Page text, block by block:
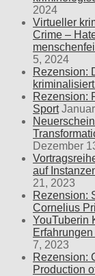
2024
Virtueller
Crime –
5, 2024
Rezension:
Rezension:
Sport
Dezember
auf
21, 2023
Rezension:
Cornelius
YouTuberin
7, 2023
Rezension:
Production